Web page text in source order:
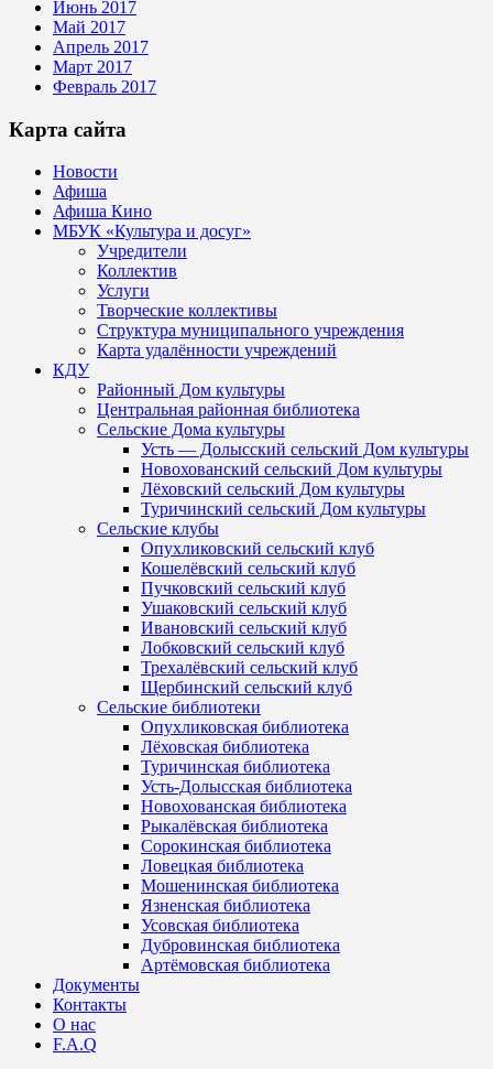
Июнь 2017
Май 2017
Апрель 2017
Март 2017
Февраль 2017
Карта сайта
Новости
Афиша
Афиша Кино
МБУК «Культура и досуг»
Учредители
Коллектив
Услуги
Творческие коллективы
Структура муниципального учреждения
Карта удалённости учреждений
КДУ
Районный Дом культуры
Центральная районная библиотека
Сельские Дома культуры
Усть — Долысский сельский Дом культуры
Новохованский сельский Дом культуры
Лёховский сельский Дом культуры
Туричинский сельский Дом культуры
Сельские клубы
Опухликовский сельский клуб
Кошелёвский сельский клуб
Пучковский сельский клуб
Ушаковский сельский клуб
Ивановский сельский клуб
Лобковский сельский клуб
Трехалёвский сельский клуб
Щербинский сельский клуб
Сельские библиотеки
Опухликовская библиотека
Лёховская библиотека
Туричинская библиотека
Усть-Долысская библиотека
Новохованская библиотека
Рыкалёвская библиотека
Сорокинская библиотека
Ловецкая библиотека
Мошенинская библиотека
Язненская библиотека
Усовская библиотека
Дубровинская библиотека
Артёмовская библиотека
Документы
Контакты
О нас
F.A.Q